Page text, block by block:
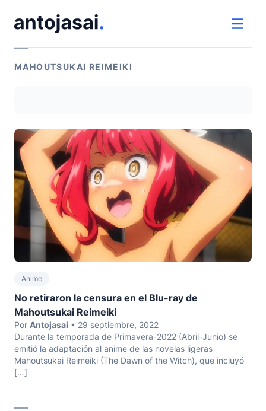
ver
MAHOUTSUKAI REIMEIKI
No retiraron la censura en el Blu-ray de
Mahoutsukai Reimeiki
Anime
Por Antojasai • 29 septiembre, 2022
Durante la temporada de Primavera-2022 (Abril-Junio) se
emitió la adaptación al anime de las novelas ligeras
Mahoutsukai Reimeiki (The Dawn of the Witch), que incluyó
[…]